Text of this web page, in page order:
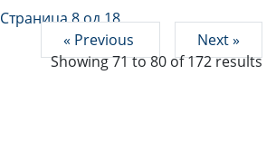
Страница 8 од 18
« Previous
Next »
Showing71to80 of172results